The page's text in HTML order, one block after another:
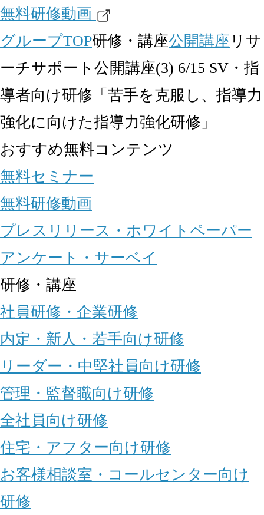
無料研修動画
グループTOP研修・講座公開講座 リサ
ーチサポート公開講座(3) 6/15 SV・指
導者向け研修「苦手を克服し、指導力
強化に向けた指導力強化研修」
おすすめ無料コンテンツ
無料セミナー
無料研修動画
プレスリリース・ホワイトペーパー
アンケート・サーベイ
研修・講座
社員研修・企業研修
内定・新人・若手向け研修
リーダー・中堅社員向け研修
管理・監督職向け研修
全社員向け研修
住宅・アフター向け研修
お客様相談室・コールセンター向け
研修